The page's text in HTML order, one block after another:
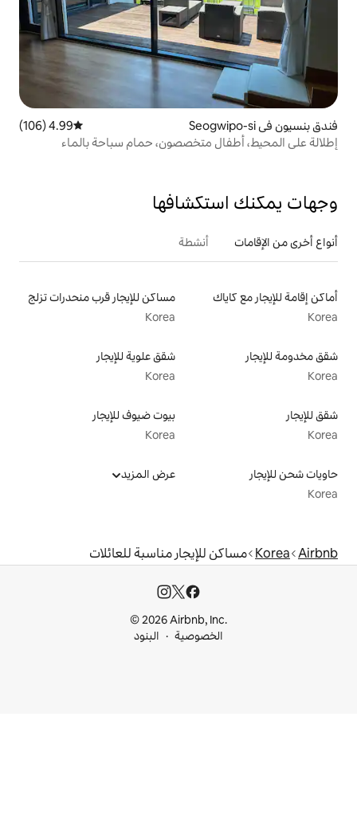
متوسط التقييم 4.99 من 5، 106 مراجعات
4.99 (106)
متخصصون، حمام سباحة بالماء
أنشطة
مساكن للإيجار قرب منحدرات تزلج
Korea
شقق علوية للإيجار
Korea
بيوت ضيوف للإيجار
Korea
عرض المزيد
مناسبة للعائلات